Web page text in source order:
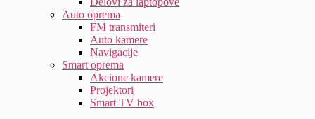
Auto oprema
FM transmiteri
Auto kamere
Navigacije
Smart oprema
Akcione kamere
Projektori
Smart TV box